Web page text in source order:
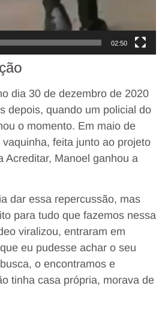
02:50
dia 30 de dezembro de 2020
depois, quando um policial do
o momento. Em maio de
feita junto ao projeto
Acreditar, Manoel ganhou a
dar essa repercussão, mas
para tudo que fazemos nessa
viralizou, entraram em
eu pudesse achar o seu
o encontramos e
tinha casa própria, morava de